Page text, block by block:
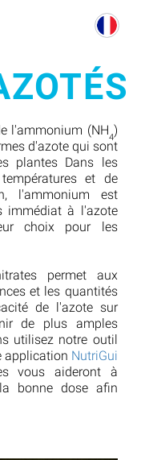
l'ammonium (NH4)
d'azote qui sont
plantes Dans les
et de
l'ammonium est
immédiat à l'azote
choix pour les
permet aux
et les quantités
de l'azote sur
de plus amples
utilisez notre outil
application NutriGui
vous aideront à
bonne dose afin